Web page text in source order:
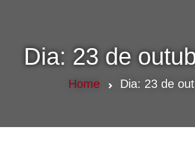
Dia: 23 de
Home Dia: 23 de